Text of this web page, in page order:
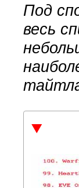
Под
весь